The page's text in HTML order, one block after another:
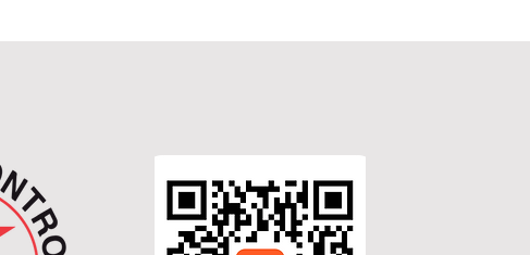
snart høstes det
tilleggstomten
Team Pølsa |
Gabriellasenteret